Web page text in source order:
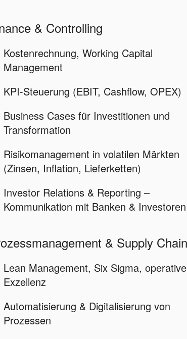
& Controlling
Kostenrechnung, Working Capital
Management
KPI-Steuerung (EBIT, Cashflow, OPEX)
Business Cases für Investitionen und
Transformation
Risikomanagement in volatilen Märkten
(Zinsen, Inflation, Lieferketten)
Investor Relations & Reporting –
Kommunikation mit Banken & Investoren
& Supply Chain
Lean Management, Six Sigma, operative
Exzellenz
Automatisierung & Digitalisierung von
Prozessen